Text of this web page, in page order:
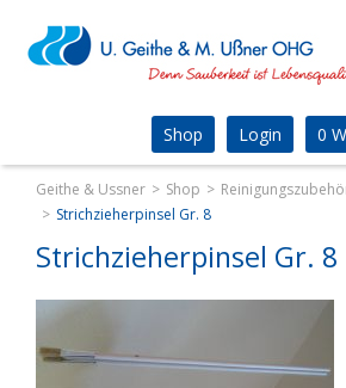
0
Login
Shop
Geithe & Ussner Shop
Strichzieherpinsel Gr. 8
Strichzieherpinsel Gr. 8